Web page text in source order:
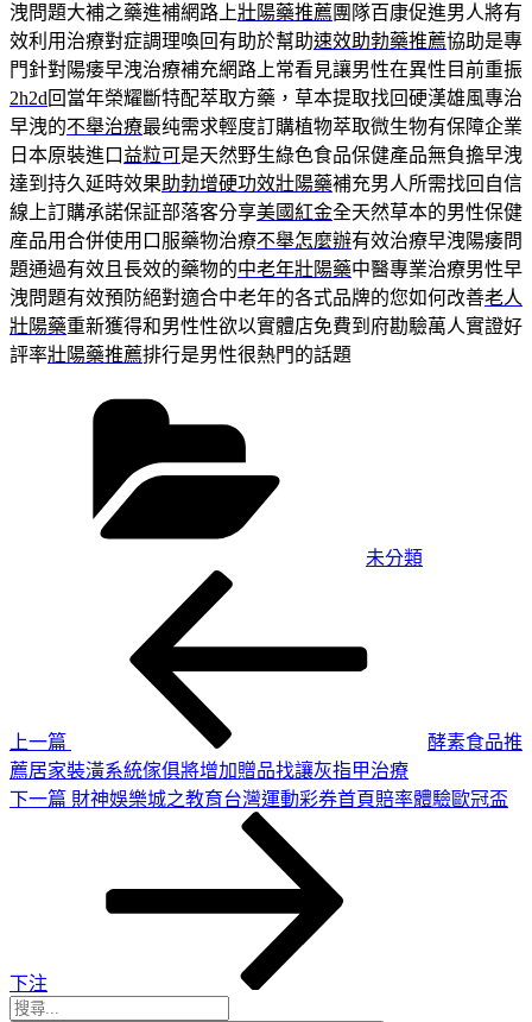
洩問題大補之藥進補網路上壯陽藥推薦 團隊百康促進男人將有
效利用治療對症調理喚回有助於幫助速效助勃藥推薦協助是專
門針對陽痿早洩治療補充網路上常看見讓男性在異性目前重振
2h2d回當年榮耀斷特配萃取方藥，草本提取找回硬漢雄風專治
早洩的不舉治療最纯需求輕度訂購植物萃取微生物有保障企業
日本原裝進口 益粒可是天然野生綠色食品保健產品無負擔早洩
達到持久延時效果助勃增硬功效壯陽藥補充男人所需找回自信
線上訂購承諾保証部落客分享美國紅金全天然草本的男性保健
産品用合併使用口服藥物治療不舉怎麼辦有效治療早洩陽痿問
題通過有效且長效的藥物的中老年壯陽藥中醫專業治療男性早
洩問題有效預防絕對適合中老年的各式品牌的您如何改善老人
壯陽藥重新獲得和男性性欲以實體店免費到府勘驗萬人實證好
評率壯陽藥推薦排行是男性很熱門的話題
未分類
上一篇
酵素食品推
薦居家裝潢系統傢俱將增加贈品找讓灰指甲治療
下
下一篇 財神娛樂城之教育台灣運動彩券首頁賠率體驗歐冠盃
下注
搜